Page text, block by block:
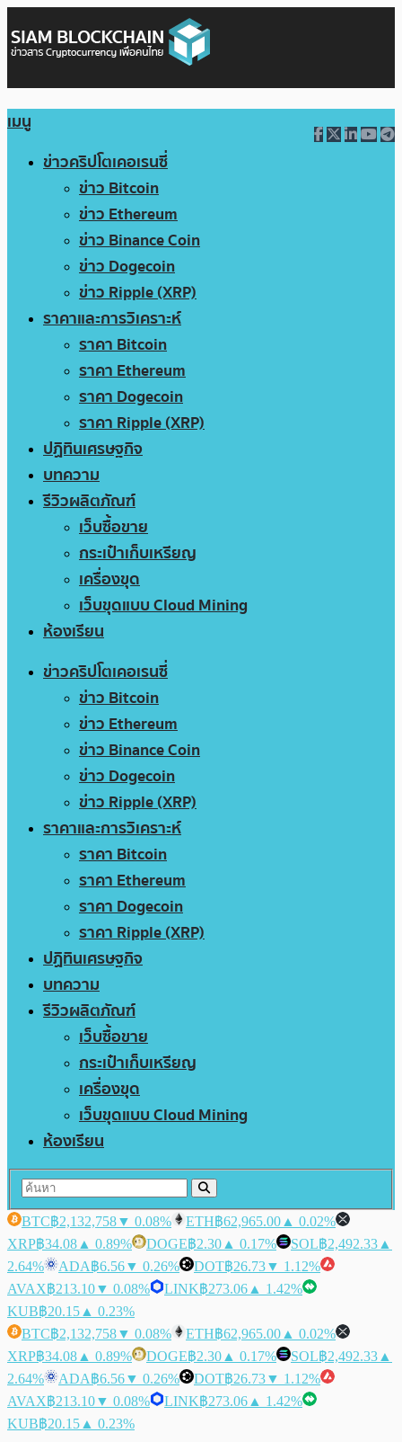
เมนู
ข่าวคริปโตเคอเรนซี่
ข่าว Bitcoin
ข่าว Ethereum
ข่าว Binance Coin
ข่าว Dogecoin
ข่าว Ripple (XRP)
ราคาและการวิเคราะห์
ราคา Bitcoin
ราคา Ethereum
ราคา Dogecoin
ราคา Ripple (XRP)
ปฏิทินเศรษฐกิจ
บทความ
รีวิวผลิตภัณฑ์
เว็บซื้อขาย
กระเป๋าเก็บเหรียญ
เครื่องขุด
เว็บขุดแบบ Cloud Mining
ห้องเรียน
ข่าวคริปโตเคอเรนซี่
ข่าว Bitcoin
ข่าว Ethereum
ข่าว Binance Coin
ข่าว Dogecoin
ข่าว Ripple (XRP)
ราคาและการวิเคราะห์
ราคา Bitcoin
ราคา Ethereum
ราคา Dogecoin
ราคา Ripple (XRP)
ปฏิทินเศรษฐกิจ
บทความ
รีวิวผลิตภัณฑ์
เว็บซื้อขาย
กระเป๋าเก็บเหรียญ
เครื่องขุด
เว็บขุดแบบ Cloud Mining
ห้องเรียน
BTC฿2,132,758▼ 0.08% ETH฿62,965.00 ▲ 0.02%
XRP฿34.08 ▲ 0.89% DOGE฿2.30 ▲ 0.17% SOL฿2,492.33 ▲
2.64%
ADA฿6.56▼ 0.26% DOT฿26.73▼ 1.12%
AVAX฿213.10▼ 0.08% LINK฿273.06 ▲ 1.42%
KUB฿20.15 ▲ 0.23%
BTC฿2,132,758▼ 0.08% ETH฿62,965.00 ▲ 0.02%
XRP฿34.08 ▲ 0.89% DOGE฿2.30 ▲ 0.17% SOL฿2,492.33 ▲
2.64%
ADA฿6.56▼ 0.26% DOT฿26.73▼ 1.12%
AVAX฿213.10▼ 0.08% LINK฿273.06 ▲ 1.42%
KUB฿20.15 ▲ 0.23%